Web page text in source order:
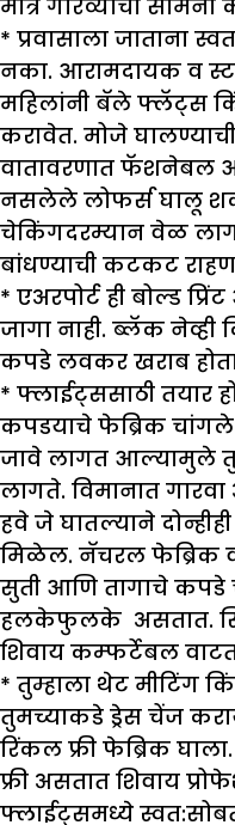
मात्र गारव्याचा सामना
* प्रवासाला जाताना
नका. आरामदायक व
महिलांनी बॅले फ्लॅट्स
करावेत. मोजे घालण्याची
वातावरणात फॅशनेबल
नसलेले लोफर्स घालू
चेकिंगदरम्यान वेळ
बांधण्याची कटकट
* एअरपोर्ट ही बोल्ड
जागा नाही. ब्लॅक
कपडे लवकर खराब
* फ्लाईट्ससाठी तयार
कपडयाचे फेब्रिक
जावे लागत आल्यामुले
लागते. विमानात
हवे जे घातल्याने
मिळेल. नॅचरल फेब्रिक
सुती आणि तागाचे कपडे
हलकेफुलके असतात.
शिवाय कम्फर्टेबल वाटत
* तुम्हाला थेट मीटिंग
तुमच्याकडे ड्रेस चेंज
रिंकल फ्री फेब्रिक
फ्री असतात शिवाय
फ्लाईट्समध्ये